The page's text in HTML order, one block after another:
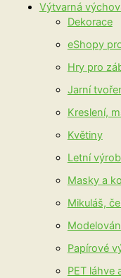
Výtvarná
Dekorace
eShopy
Hry pro
Jarní
Kreslení,
Květiny
Letní
Masky a
Mikuláš,
Papírové
PET láhve